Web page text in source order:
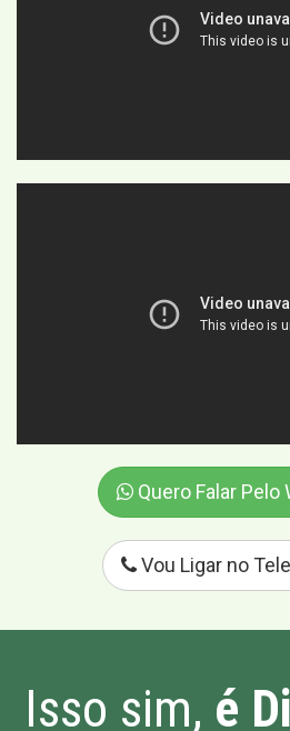
Quero Falar Pelo
Vou Ligar no
Isso sim, é